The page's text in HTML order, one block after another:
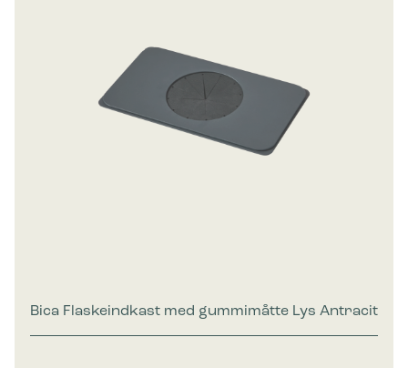
Bica Flaskeindkast med gummimåtte Lys Antracit